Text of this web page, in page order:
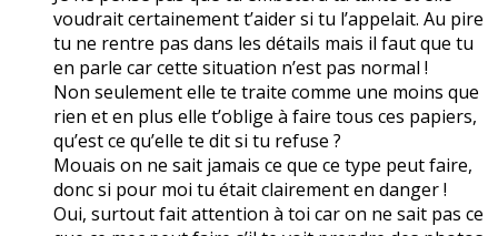
voudrait certainement t’aider si tu l’appelait. Au pire
tu ne rentre pas dans les détails mais il faut que tu
en parle car cette situation n’est pas normal !
Non seulement elle te traite comme une moins que
rien et en plus elle t’oblige à faire tous ces papiers,
qu’est ce qu’elle te dit si tu refuse ?
Mouais on ne sait jamais ce que ce type peut faire,
donc si pour moi tu était clairement en danger !
Oui, surtout fait attention à toi car on ne sait pas ce